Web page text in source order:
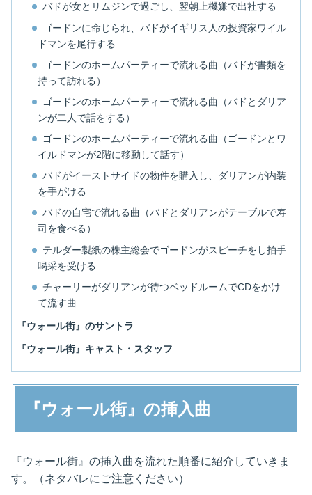
バドが女とリムジンで過ごし、翌朝上機嫌で出社する
ゴードンに命じられ、バドがイギリス人の投資家ワイル
ドマンを尾行する
ゴードンのホームパーティーで流れる曲（バドが書類を
持って訪れる）
ゴードンのホームパーティーで流れる曲（バドとダリア
ンが二人で話をする）
ゴードンのホームパーティーで流れる曲（ゴードンとワ
イルドマンが2階に移動して話す）
バドがイーストサイドの物件を購入し、ダリアンが内装
を手がける
バドの自宅で流れる曲（バドとダリアンがテーブルで寿
司を食べる）
テルダー製紙の株主総会でゴードンがスピーチをし拍手
喝采を受ける
チャーリーがダリアンが待つベッドルームでCDをかけ
て流す曲
『ウォール街』のサントラ
『ウォール街』キャスト・スタッフ
『ウォール街』の挿入曲
『ウォール街』の挿入曲を流れた順番に紹介していきま
す。（ネタバレにご注意ください）